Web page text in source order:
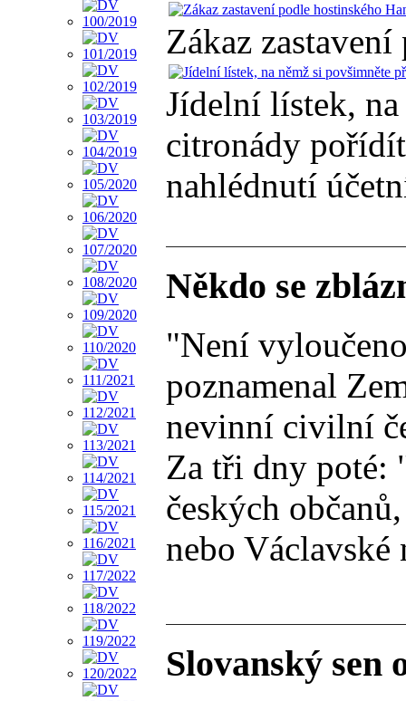
Zákaz
Jídelní lístek,
citronády
nahlédnutí
Někdo se
"Není
poznamenal
nevinní civilní
Za tři dny poté:
českých
nebo
Slovanský sen